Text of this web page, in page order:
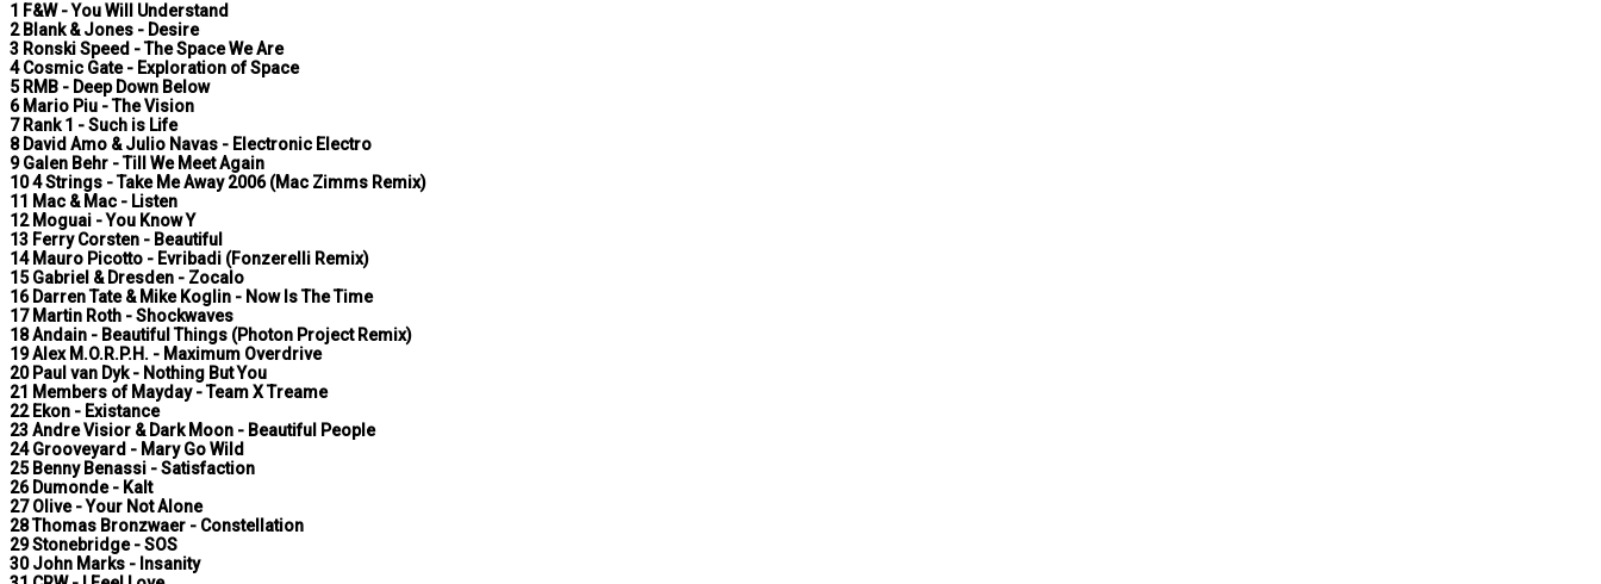
1 F&W - You Will Understand
2 Blank & Jones - Desire
3 Ronski Speed - The Space We Are
4 Cosmic Gate - Exploration of Space
5 RMB - Deep Down Below
6 Mario Piu - The Vision
7 Rank 1 - Such is Life
8 David Amo & Julio Navas - Electronic Electro
9 Galen Behr - Till We Meet Again
10 4 Strings - Take Me Away 2006 (Mac Zimms Remix)
11 Mac & Mac - Listen
12 Moguai - You Know Y
13 Ferry Corsten - Beautiful
14 Mauro Picotto - Evribadi (Fonzerelli Remix)
15 Gabriel & Dresden - Zocalo
16 Darren Tate & Mike Koglin - Now Is The Time
17 Martin Roth - Shockwaves
18 Andain - Beautiful Things (Photon Project Remix)
19 Alex M.O.R.P.H. - Maximum Overdrive
20 Paul van Dyk - Nothing But You
21 Members of Mayday - Team X Treame
22 Ekon - Existance
23 Andre Visior & Dark Moon - Beautiful People
24 Grooveyard - Mary Go Wild
25 Benny Benassi - Satisfaction
26 Dumonde - Kalt
27 Olive - Your Not Alone
28 Thomas Bronzwaer - Constellation
29 Stonebridge - SOS
30 John Marks - Insanity